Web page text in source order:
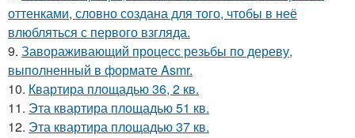
оттенками, словно создана для того, чтобы в неё
влюбляться с первого взгляда.
9. Завораживающий процесс резьбы по дереву,
выполненный в формате Asmr.
10. Квартира площадью 36, 2 кв.
11. Эта квартира площадью 51 кв.
12. Эта квартира площадью 37 кв.